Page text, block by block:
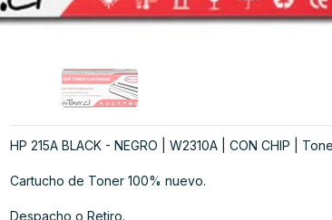
HP 215A BLACK - NEGRO | W2310A | CON CHIP |
Cartucho de Toner 100% nuevo.
Despacho o Retiro.